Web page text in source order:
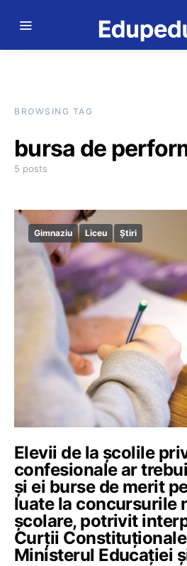
BROWSING TAG
bursa de
5 posts
Gimnaziu Liceu Știri
Elevii de la școlile
confesionale ar
și ei burse de merit
luate la concursurile
școlare, potrivit
Curții
Ministerul Educației